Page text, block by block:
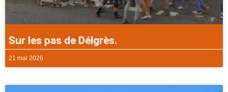
Sur les pas de Délgrès.
21 mai 2026